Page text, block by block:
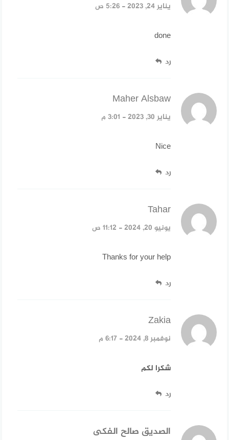
يناير 24, 2023 - 5:26 ص
done
رد
Maher Alsbaw
يناير 30, 2023 - 3:01 م
Nice
رد
Tahar
يونيو 20, 2024 - 11:12 ص
Thanks for your help
رد
Zakia
نوفمبر 8, 2024 - 6:17 م
شكرا لكم
رد
الصديق صالح الفكى